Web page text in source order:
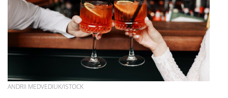
ANDRII MEDVEDIUK/ISTOCK